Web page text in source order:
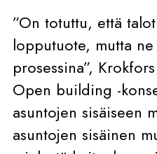
”On totuttu, että
lopputuote, mutta
prosessina”,
Open building -
asuntojen sisäiseen
asuntojen sisäinen